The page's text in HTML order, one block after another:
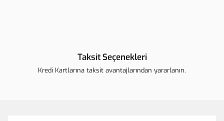
Taksit Seçenekleri
Kredi Kartlarına taksit avantajlarından yararlanın.